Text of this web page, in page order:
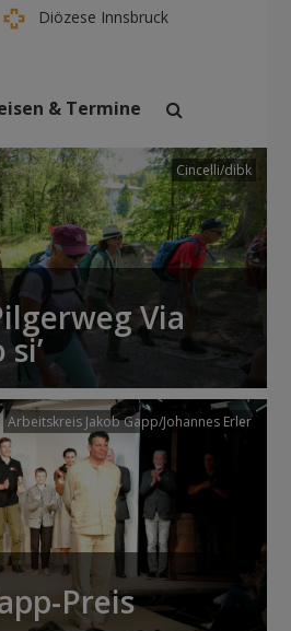
Diözese Innsbruck
suchen
& Termine
Cincelli/dibk
Via
Arbeitskreis Jakob Gapp/Johannes Erler
Preis